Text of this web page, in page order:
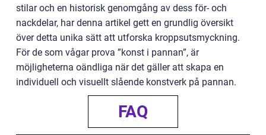
stilar och en historisk genomgång av dess för- och
nackdelar, har denna artikel gett en grundlig översikt
över detta unika sätt att utforska kroppsutsmyckning.
För de som vågar prova ”konst i pannan”, är
möjligheterna oändliga när det gäller att skapa en
individuell och visuellt slående konstverk på pannan.
FAQ